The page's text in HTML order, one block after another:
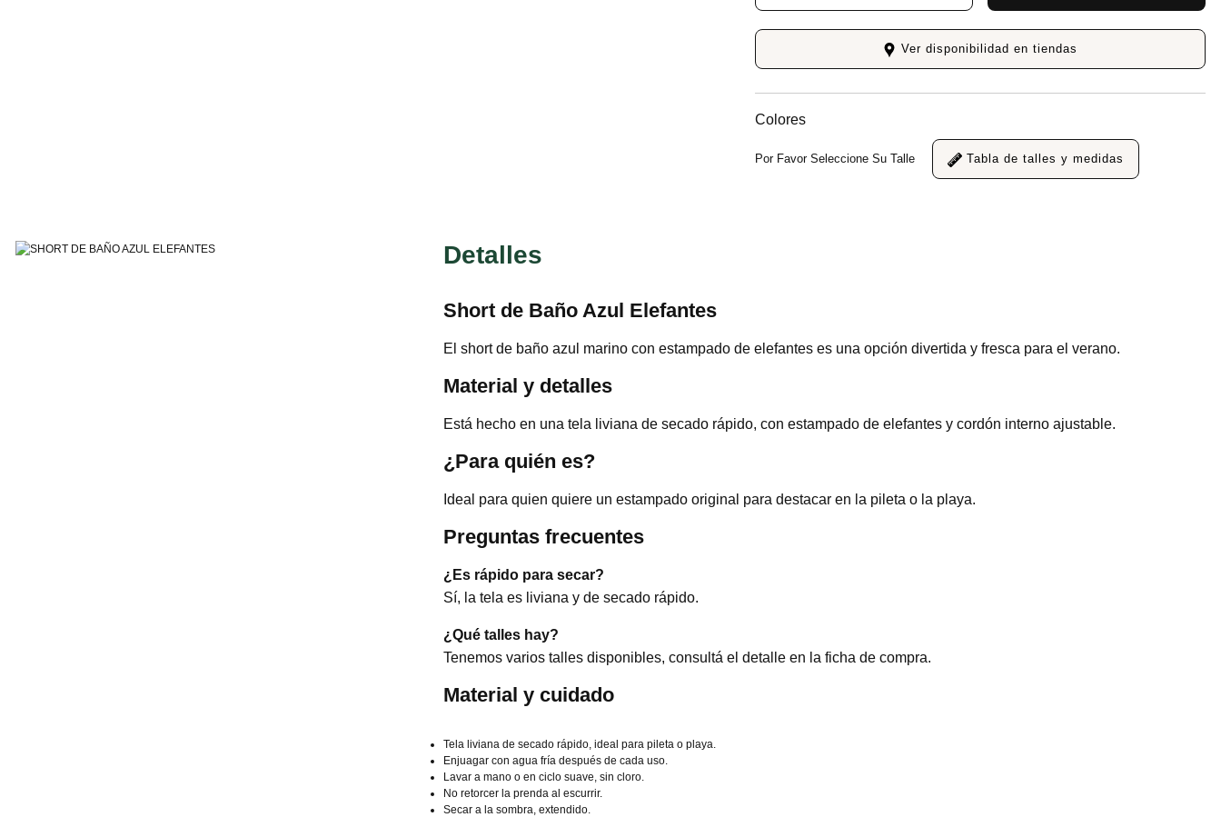
Ver disponibilidad en tiendas
Colores
Por Favor Seleccione Su Talle Tabla de talles y medidas
Detalles
Short de Baño Azul Elefantes
El short de baño azul marino con estampado de elefantes es una opción divertida y fresca para el verano.
Material y detalles
Está hecho en una tela liviana de secado rápido, con estampado de elefantes y cordón interno ajustable.
¿Para quién es?
Ideal para quien quiere un estampado original para destacar en la pileta o la playa.
Preguntas frecuentes
¿Es rápido para secar?
Sí, la tela es liviana y de secado rápido.
¿Qué talles hay?
Tenemos varios talles disponibles, consultá el detalle en la ficha de compra.
Material y cuidado
Tela liviana de secado rápido, ideal para pileta o playa.
Enjuagar con agua fría después de cada uso.
Lavar a mano o en ciclo suave, sin cloro.
No retorcer la prenda al escurrir.
Secar a la sombra, extendido.